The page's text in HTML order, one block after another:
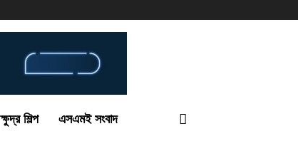
ক্ষুদ্র শিল্প এসএমই সংবাদ